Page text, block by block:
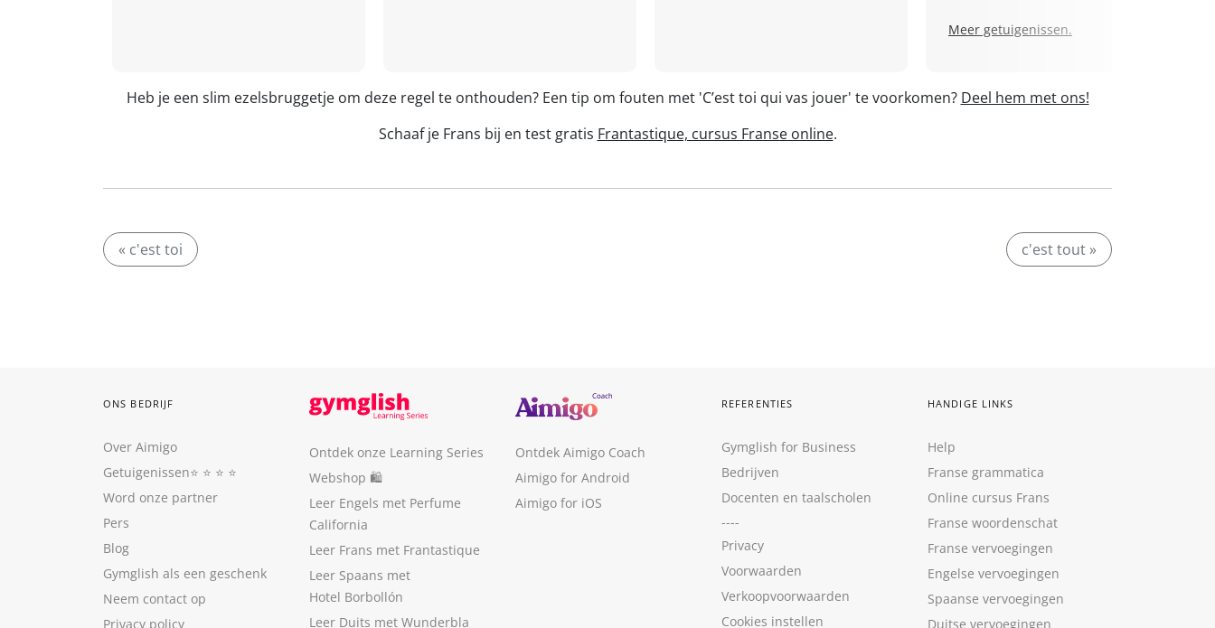
Meer getuigenissen.
Heb je een slim ezelsbruggetje om deze regel te onthouden? Een tip om fouten met 'C’est toi qui vas jouer' te voorkomen? Deel hem met ons!
Schaaf je Frans bij en test gratis Frantastique, cursus Franse online.
« c'est toi c'est tout »
ONS BEDRIJF
Over Aimigo
Getuigenissen⭐️ ⭐️ ⭐️ ⭐️
Word onze partner
Pers
Blog
Gymglish als een geschenk
Neem contact op
Privacy policy
Ontdek onze Learning Series
Webshop 🛍
Leer Engels met Perfume
California
Leer Frans met Frantastique
Leer Spaans met
Hotel Borbollón
Leer Duits met Wunderbla
Ontdek Aimigo Coach
Aimigo for Android
Aimigo for iOS
REFERENTIES
Gymglish for Business
Bedrijven
Docenten en taalscholen
----
Privacy
Voorwaarden
Verkoopvoorwaarden
Cookies instellen
HANDIGE LINKS
Help
Franse grammatica
Online cursus Frans
Franse woordenschat
Franse vervoegingen
Engelse vervoegingen
Spaanse vervoegingen
Duitse vervoegingen